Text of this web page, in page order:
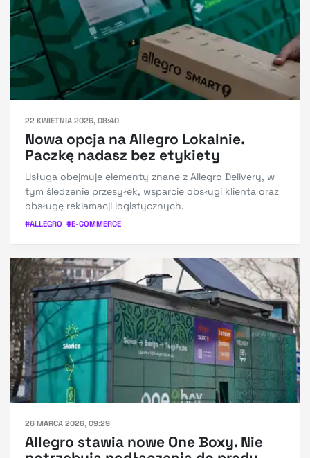
22 KWIETNIA 2026, 08:40
Nowa opcja na Allegro Lokalnie.
Paczkę nadasz bez etykiety
Usługa obejmuje elementy znane z Allegro Delivery, w
tym śledzenie przesyłek, wsparcie obsługi klienta oraz
obsługę reklamacji logistycznych.
#ALLEGRO #E-COMMERCE
26 MARCA 2026, 09:29
Allegro stawia nowe One Boxy. Nie